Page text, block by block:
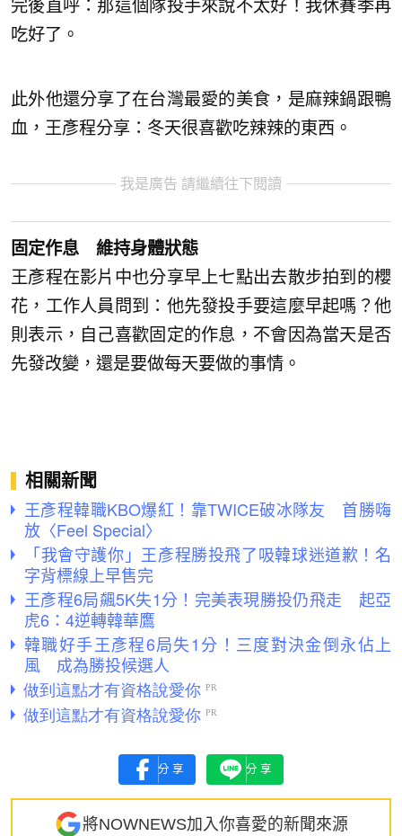
完後直呼：那這個隊投手來說不太好！我休賽季再
吃好了。
此外他還分享了在台灣最愛的美食，是麻辣鍋跟鴨
血，王彥程分享：冬天很喜歡吃辣辣的東西。
我是廣告 請繼續往下閱讀
固定作息 維持身體狀態
王彥程在影片中也分享早上七點出去散步拍到的櫻
花，工作人員問到：他先發投手要這麼早起嗎？他
則表示，自己喜歡固定的作息，不會因為當天是否
先發改變，還是要做每天要做的事情。
相關新聞
王彥程韓職KBO爆紅！靠TWICE破冰隊友 首勝嗨
放〈Feel Special〉
「我會守護你」王彥程勝投飛了吸韓球迷道歉！名
字背標線上早售完
王彥程6局飆5K失1分！完美表現勝投仍飛走 起亞
虎6：4逆轉韓華鷹
韓職好手王彥程6局失1分！三度對決金倒永佔上
風 成為勝投候選人
分享 分享
將NOWNEWS加入你喜愛的新聞來源